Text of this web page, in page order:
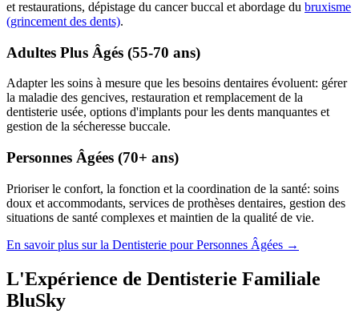
et restaurations, dépistage du cancer buccal et abordage du bruxisme
(grincement des dents).
Adultes Plus Âgés (55-70 ans)
Adapter les soins à mesure que les besoins dentaires évoluent: gérer
la maladie des gencives, restauration et remplacement de la
dentisterie usée, options d'implants pour les dents manquantes et
gestion de la sécheresse buccale.
Personnes Âgées (70+ ans)
Prioriser le confort, la fonction et la coordination de la santé: soins
doux et accommodants, services de prothèses dentaires, gestion des
situations de santé complexes et maintien de la qualité de vie.
En savoir plus sur la Dentisterie pour Personnes Âgées →
L'Expérience de Dentisterie Familiale
BluSky